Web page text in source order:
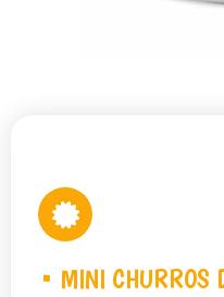
• MINI CHURROS